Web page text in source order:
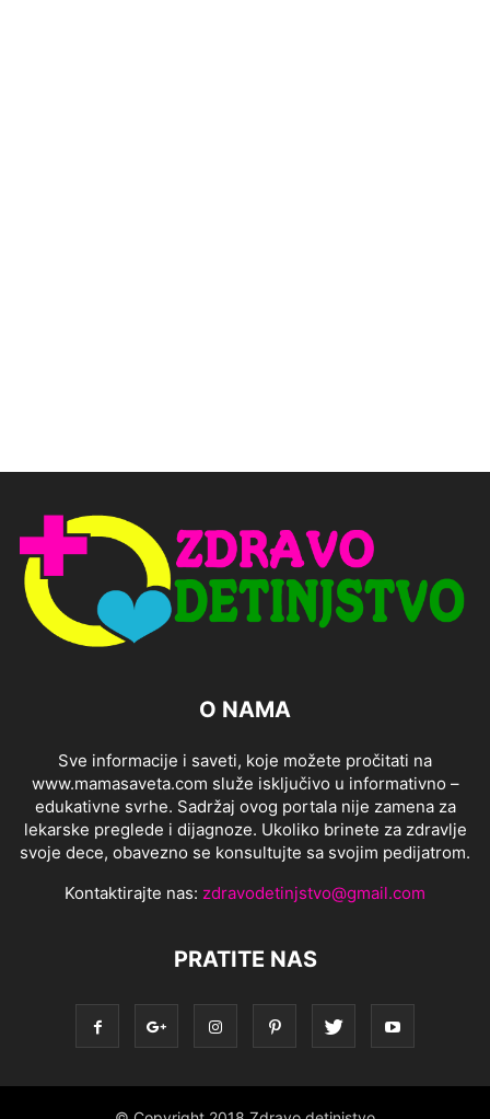
O NAMA
Sve informacije i saveti, koje možete pročitati na
www.mamasaveta.com služe isključivo u informativno –
edukativne svrhe. Sadržaj ovog portala nije zamena za
lekarske preglede i dijagnoze. Ukoliko brinete za zdravlje
svoje dece, obavezno se konsultujte sa svojim pedijatrom.
Kontaktirajte nas: zdravodetinjstvo@gmail.com
PRATITE NAS